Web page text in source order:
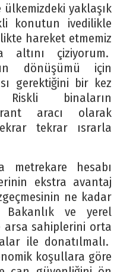
yaklaşık
konutun ivedilikle
hareket etmemiz
çiziyorum.
dönüşümü için
gerektiğini bir kez
binaların
aracı olarak
tekrar ısrarla
metrekare hesabı
ekstra avantaj
ne kadar
Bakanlık ve yerel
sahiplerini orta
ile donatılmalı.
koşullara göre